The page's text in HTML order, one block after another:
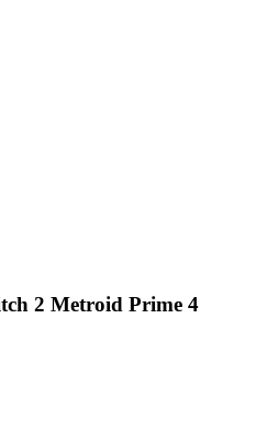
2 Metroid Prime 4